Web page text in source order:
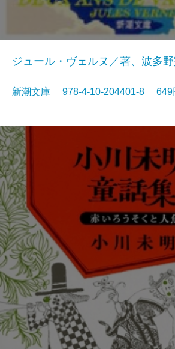
ジュール・ヴェルヌ／著、波多
新潮文庫 978-4-10-204401-8